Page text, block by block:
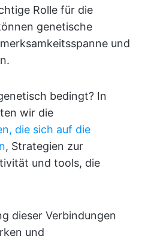
Rolle für die
genetische
und
bedingt? In
wir die
die sich auf die
, Strategien zur
und tools, die
dieser Verbindungen
und